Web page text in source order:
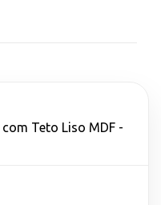
Teto Liso MDF -